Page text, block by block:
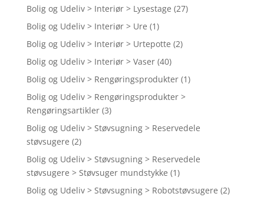
Bolig og Udeliv > Interiør > Lysestage (27)
Bolig og Udeliv > Interiør > Ure (1)
Bolig og Udeliv > Interiør > Urtepotte (2)
Bolig og Udeliv > Interiør > Vaser (40)
Bolig og Udeliv > Rengøringsprodukter (1)
Bolig og Udeliv > Rengøringsprodukter >
Rengøringsartikler (3)
Bolig og Udeliv > Støvsugning > Reservedele
støvsugere (2)
Bolig og Udeliv > Støvsugning > Reservedele
støvsugere > Støvsuger mundstykke (1)
Bolig og Udeliv > Støvsugning > Robotstøvsugere (2)